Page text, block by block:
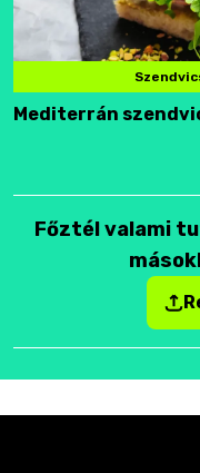
Mediterrán
Főztél valami